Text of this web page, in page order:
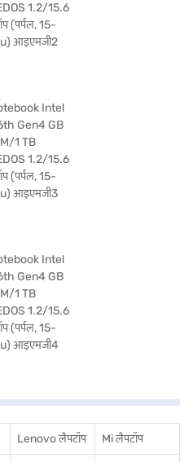
Lenovo लैपटॉप Mi लैपटॉप